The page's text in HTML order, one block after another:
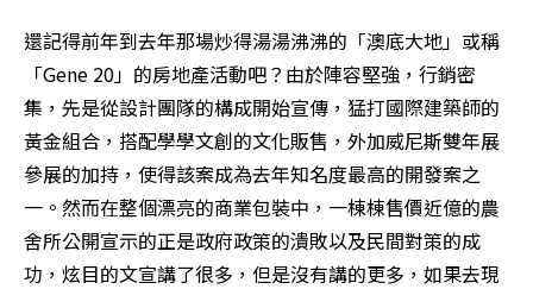
還記得前年到去年那場炒得湯湯沸沸的「澳底大地」或稱
「Gene 20」的房地產活動吧？由於陣容堅強，行銷密
集，先是從設計團隊的構成開始宣傳，猛打國際建築師的
黃金組合，搭配學學文創的文化販售，外加威尼斯雙年展
參展的加持，使得該案成為去年知名度最高的開發案之
一。然而在整個漂亮的商業包裝中，一棟棟售價近億的農
舍所公開宣示的正是政府政策的潰敗以及民間對策的成
功，炫目的文宣講了很多，但是沒有講的更多，如果去現